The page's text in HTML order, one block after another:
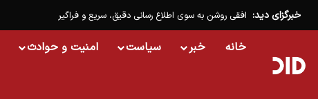
خبرگزای دید: افقی روشن به سوی اطلاع رسانی دقیق، سریع و فراگیر
خانه خبر سیاست امنیت و حوادث